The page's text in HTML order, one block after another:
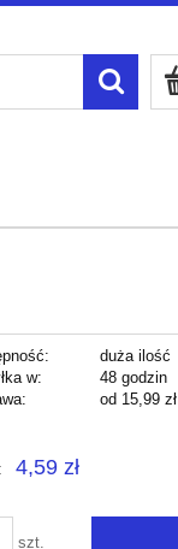
duża ilość
w:
48 godzin
od 15,99 zł
4,59 zł
szt.